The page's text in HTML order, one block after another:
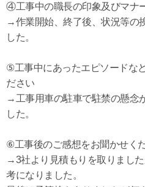
④工事中の職長の印象及びマナ
→作業開始、終了後、状況等の
した。
⑤工事中にあったエピソードな
ださい
→工事用車の駐車で駐禁の懸念
した。
⑥工事後のご感想をお聞かせく
→3社より見積もりを取りまし
考になりました。